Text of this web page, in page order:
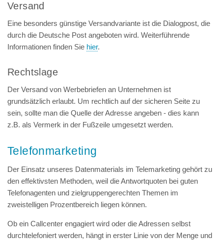
Versand
Eine besonders günstige Versandvariante ist die Dialogpost, die
durch die Deutsche Post angeboten wird. Weiterführende
Informationen finden Sie hier.
Rechtslage
Der Versand von Werbebriefen an Unternehmen ist
grundsätzlich erlaubt. Um rechtlich auf der sicheren Seite zu
sein, sollte man die Quelle der Adresse angeben - dies kann
z.B. als Vermerk in der Fußzeile umgesetzt werden.
Telefonmarketing
Der Einsatz unseres Datenmaterials im Telemarketing gehört zu
den effektivsten Methoden, weil die Antwortquoten bei guten
Telefonagenten und zielgruppengerechten Themen im
zweistelligen Prozentbereich liegen können.
Ob ein Callcenter engagiert wird oder die Adressen selbst
durchtelefoniert werden, hängt in erster Linie von der Menge und